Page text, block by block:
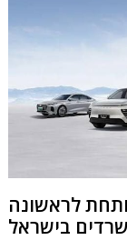
לראשונה
בישראל